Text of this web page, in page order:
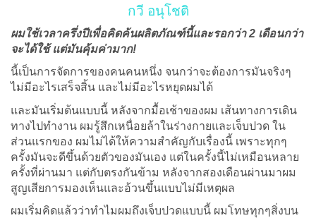
กวี อนุโชติ
ผมใช้เวลาครึ่งปีเพื่อคิดค้นผลิตภัณฑ์นี้และรอกว่า 2 เดือนกว่า
จะได้ใช้ แต่มันคุ้มค่ามาก!
นี้เป็นการจัดการของคนคนหนึ่ง จนกว่าจะต้องการมันจริงๆ
ไม่มีอะไรเสร็จสิ้น และไม่มีอะไรหยุดผมได้
และมันเริ่มต้นแบบนี้ หลังจากมื้อเช้าของผม เส้นทางการเดิน
ทางไปทำงาน ผมรู้สึกเหนื่อยล้าในร่างกายและเจ็บปวด ใน
ส่วนแรกของ ผมไม่ได้ให้ความสำคัญกับเรื่องนี้ เพราะทุกๆ
ครั้งมันจะดีขึ้นด้วยตัวของมันเอง แต่ในครั้งนี้ไม่เหมือนหลาย
ครั้งที่ผ่านมา แต่กับตรงกันข้าม หลังจากสองเดือนผ่านมาผม
สูญเสียการมองเห็นและอ้วนขึ้นแบบไม่มีเหตุผล
ผมเริ่มคิดแล้วว่าทำไมผมถึงเจ็บปวดแบบนี้ ผมโทษทุกๆสิ่งบน